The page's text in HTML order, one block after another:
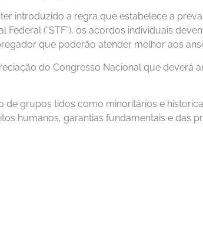
introduzido a regra que estabelece a
(“STF”), os acordos individuais
que poderão atender melhor aos
do Congresso Nacional que deverá
de grupos tidos como minoritários e
humanos, garantias fundamentais e das